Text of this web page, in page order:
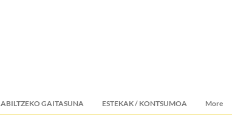
GAITASUNA ESTEKAK / KONTSUMOA More